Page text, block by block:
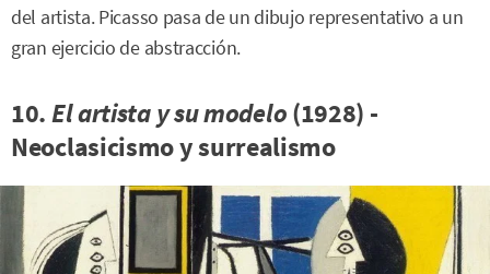
del artista. Picasso pasa de un dibujo representativo a un
gran ejercicio de abstracción.
10.El artista y su modelo(1928) -
Neoclasicismo y surrealismo